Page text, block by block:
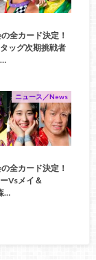
全カード決定！
ッグ次期挑戦者
ニュース／News
全カード決定！
vsメイ＆
…